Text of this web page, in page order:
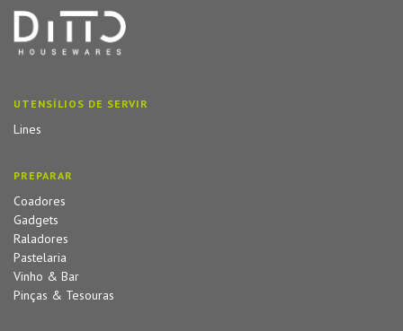
UTENSÍLIOS DE SERVIR
Lines
PREPARAR
Coadores
Gadgets
Raladores
Pastelaria
Vinho & Bar
Pinças & Tesouras